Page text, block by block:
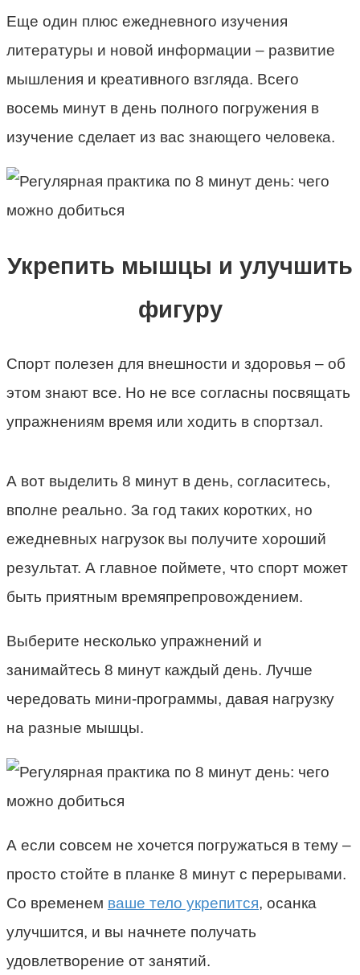
Еще один плюс ежедневного изучения
литературы и новой информации – развитие
мышления и креативного взгляда. Всего
восемь минут в день полного погружения в
изучение сделает из вас знающего человека.
Укрепить мышцы и улучшить
фигуру
Спорт полезен для внешности и здоровья – об
этом знают все. Но не все согласны посвящать
упражнениям время или ходить в спортзал.
А вот выделить 8 минут в день, согласитесь,
вполне реально. За год таких коротких, но
ежедневных нагрузок вы получите хороший
результат. А главное поймете, что спорт может
быть приятным времяпрепровождением.
Выберите несколько упражнений и
занимайтесь 8 минут каждый день. Лучше
чередовать мини-программы, давая нагрузку
на разные мышцы.
А если совсем не хочется погружаться в тему –
просто стойте в планке 8 минут с перерывами.
Со временем ваше тело укрепится, осанка
улучшится, и вы начнете получать
удовлетворение от занятий.